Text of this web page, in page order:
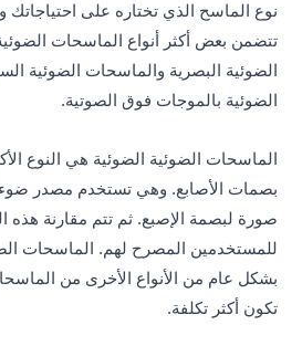
نوع الماسح الذي تختاره على احتياجاتك
تتضمن بعض أكثر أنواع الماسحات
الضوئية البصرية والماسحات الضوئية
الضوئية بالموجات فوق الصوتية.
الماسحات الضوئية الضوئية هي النوع
بصمات الأصابع. وهي تستخدم مصدر ضوء
صورة لبصمة الإصبع. ثم تتم مقارنة هذه
للمستخدمين المصرح لهم. الماسحات
بشكل عام من الأنواع الأخرى من
تكون أكثر تكلفة.